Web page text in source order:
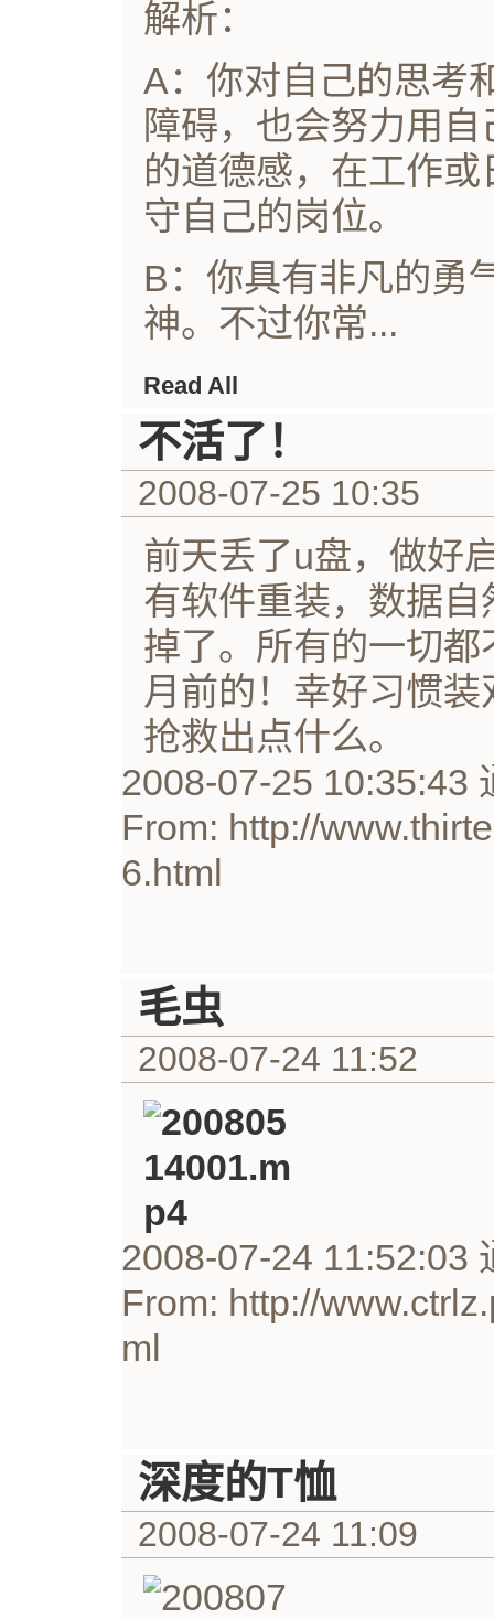
解析：
A：你对自己的思考
障碍，也会努力用
的道德感，在工作
守自己的岗位。
B：你具有非凡的勇
神。不过你常...
Read All
不活了！
2008-07-25 10:35
前天丢了u盘，做好
有软件重装，数据
掉了。所有的一切
月前的！幸好习惯
抢救出点什么。
2008-07-25 10:35:43
From: http://
6.html
毛虫
2008-07-24 11:52
2008-07-24 11:52:03
From: http://
ml
深度的T恤
2008-07-24 11:09